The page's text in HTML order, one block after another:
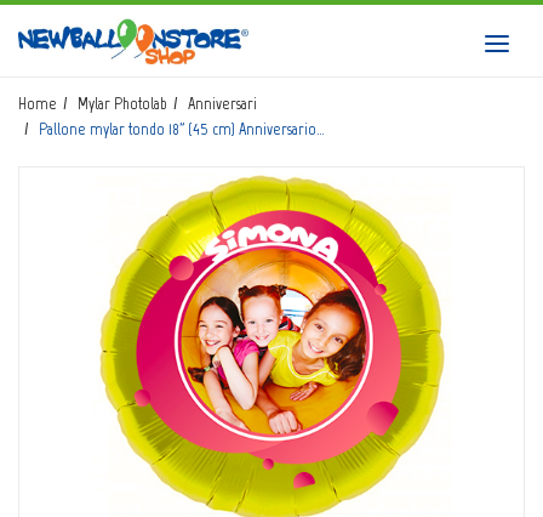
HOME
SHOP
CATALOGO
CHI SIAMO
CORSI BALLOON ART
INVIO LOGO
CONTATTI
EVENTI NBS
Home Mylar Photolab
Anniversari
Pallone mylar tondo 18" (45 cm) Anniversario…